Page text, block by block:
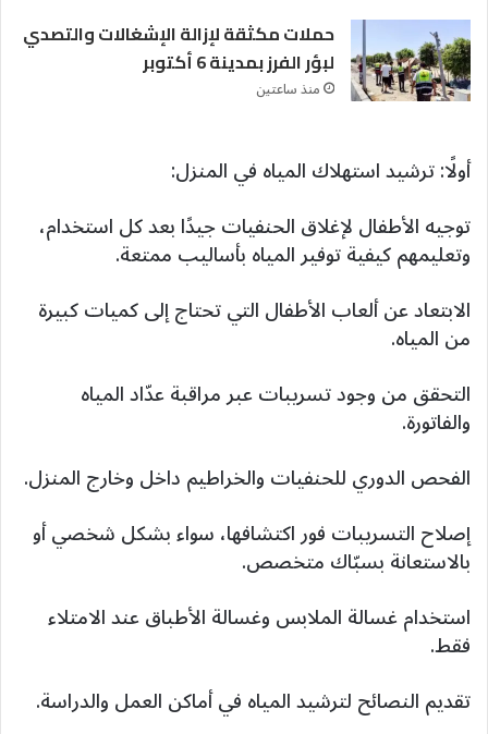
حملات مكثقة لإزالة الإشغالات والتصدي
لبؤر الفرز بمدينة 6 أكتوبر
منذ ساعتين
أولًا: ترشيد استهلاك المياه في المنزل:
توجيه الأطفال لإغلاق الحنفيات جيدًا بعد كل استخدام،
وتعليمهم كيفية توفير المياه بأساليب ممتعة.
الابتعاد عن ألعاب الأطفال التي تحتاج إلى كميات كبيرة
من المياه.
التحقق من وجود تسريبات عبر مراقبة عدّاد المياه
والفاتورة.
الفحص الدوري للحنفيات والخراطيم داخل وخارج المنزل.
إصلاح التسريبات فور اكتشافها، سواء بشكل شخصي أو
بالاستعانة بسبّاك متخصص.
استخدام غسالة الملابس وغسالة الأطباق عند الامتلاء
فقط.
تقديم النصائح لترشيد المياه في أماكن العمل والدراسة.